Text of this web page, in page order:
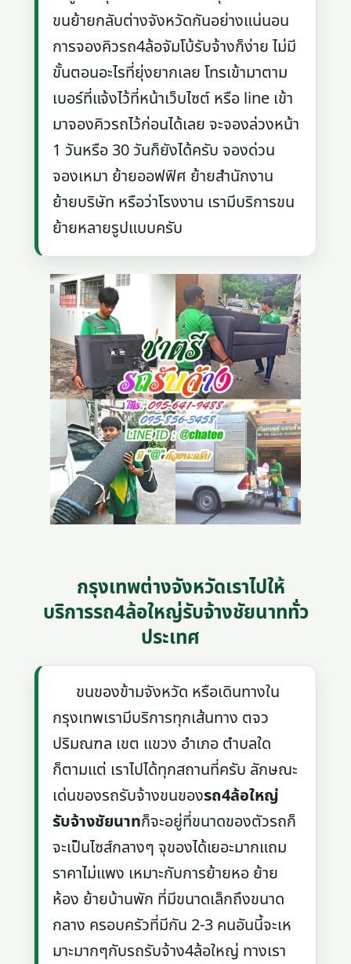
ขนย้ายกลับต่างจังหวัดกันอย่างแน่นอน
การจองคิวรถ4ล้อจัมโบ้รับจ้างก็ง่าย ไม่มี
ขั้นตอนอะไรที่ยุ่งยากเลย โทรเข้ามาตาม
เบอร์ที่แจ้งไว้ที่หน้าเว็บไซต์ หรือ line เข้า
มาจองคิวรถไว้ก่อนได้เลย จะจองล่วงหน้า
1 วันหรือ 30 วันก็ยังได้ครับ จองด่วน
จองเหมา ย้ายออฟฟิศ ย้ายสำนักงาน
ย้ายบริษัท หรือว่าโรงงาน เรามีบริการขน
ย้ายหลายรูปแบบครับ
กรุงเทพต่างจังหวัดเราไปให้
บริการรถ4ล้อใหญ่รับจ้างชัยนาททั่ว
ประเทศ
ขนของข้ามจังหวัด หรือเดินทางใน
กรุงเทพเรามีบริการทุกเส้นทาง ตจว
ปริมณฑล เขต แขวง อำเภอ ตำบลใด
ก็ตามแต่ เราไปได้ทุกสถานที่ครับ ลักษณะ
เด่นของรถรับจ้างขนของรถ4ล้อใหญ่
รับจ้างชัยนาทก็จะอยู่ที่ขนาดของตัวรถก็
จะเป็นไซส์กลางๆ จุของได้เยอะมากแถม
ราคาไม่แพง เหมาะกับการย้ายหอ ย้าย
ห้อง ย้ายบ้านพัก ที่มีขนาดเล็กถึงขนาด
กลาง ครอบครัวที่มีกัน 2-3 คนอันนี้จะเห
มาะมากๆกับรถรับจ้าง4ล้อใหญ่ ทางเรา